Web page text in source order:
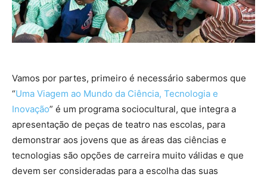
Vamos por partes, primeiro é necessário sabermos que
“Uma Viagem ao Mundo da Ciência, Tecnologia e
Inovação” é um programa sociocultural, que integra a
apresentação de peças de teatro nas escolas, para
demonstrar aos jovens que as áreas das ciências e
tecnologias são opções de carreira muito válidas e que
devem ser consideradas para a escolha das suas